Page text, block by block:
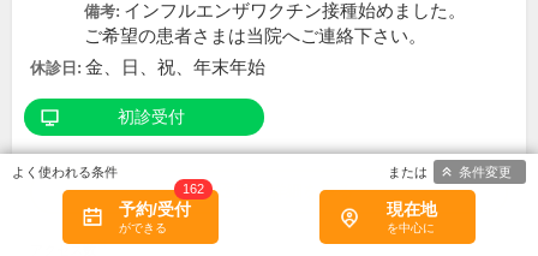
備考: インフルエンザワクチン接種始めました。
ご希望の患者さまは当院へご連絡下さい。
休診日: 金、日、祝、年末年始
初診受付
この医院の詳細をみる
※
予約/受付
162
現在地
条件変更